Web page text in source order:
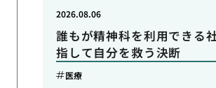
誰もが精神科を利用できる
指して自分を救う決断
2026.08.06
医療